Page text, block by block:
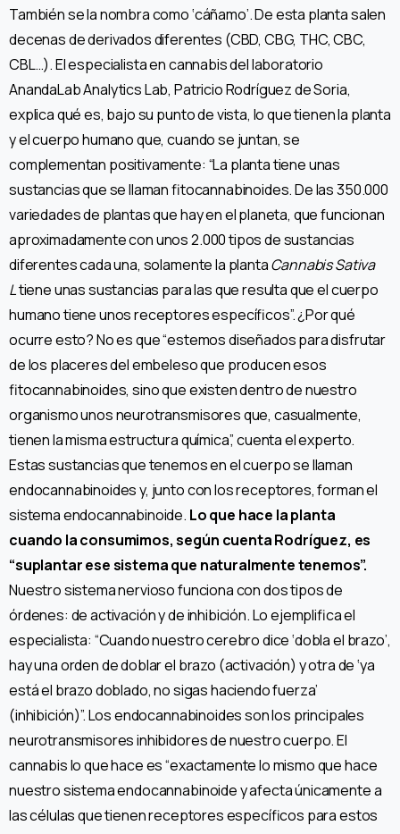
También se la nombra como ‘cáñamo’. De esta planta salen
decenas de derivados diferentes (CBD, CBG, THC, CBC,
CBL…). El especialista en cannabis del laboratorio
AnandaLab Analytics Lab, Patricio Rodríguez de Soria,
explica qué es, bajo su punto de vista, lo que tienen la planta
y el cuerpo humano que, cuando se juntan, se
complementan positivamente: “La planta tiene unas
sustancias que se llaman fitocannabinoides. De las 350.000
variedades de plantas que hay en el planeta, que funcionan
aproximadamente con unos 2.000 tipos de sustancias
diferentes cada una, solamente la plantaCannabis Sativa
Ltiene unas sustancias para las que resulta que el cuerpo
humano tiene unos receptores específicos”. ¿Por qué
ocurre esto? No es que “estemos diseñados para disfrutar
de los placeres del embeleso que producen esos
fitocannabinoides, sino que existen dentro de nuestro
organismo unos neurotransmisores que, casualmente,
tienen la misma estructura química”, cuenta el experto.
Estas sustancias que tenemos en el cuerpo se llaman
endocannabinoides y, junto con los receptores, forman el
sistema endocannabinoide. Lo que hace la planta
cuando la consumimos, según cuenta Rodríguez, es
“suplantar ese sistema que naturalmente tenemos”.
Nuestro sistema nervioso funciona con dos tipos de
órdenes: de activación y de inhibición. Lo ejemplifica el
especialista: “Cuando nuestro cerebro dice ‘dobla el brazo’,
hay una orden de doblar el brazo (activación) y otra de ‘ya
está el brazo doblado, no sigas haciendo fuerza’
(inhibición)”. Los endocannabinoides son los principales
neurotransmisores inhibidores de nuestro cuerpo. El
cannabis lo que hace es “exactamente lo mismo que hace
nuestro sistema endocannabinoide y afecta únicamente a
las células que tienen receptores específicos para estos